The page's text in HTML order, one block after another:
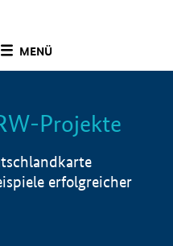
MENÜ
Info
Projekte
erfolgreicher